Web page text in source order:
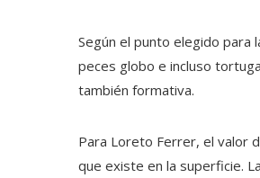
Según el punto elegido para
peces globo e incluso
también formativa.
Para Loreto Ferrer, el valor
que existe en la superficie.